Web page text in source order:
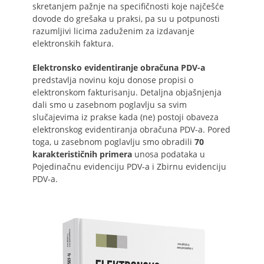
skretanjem pažnje na specifičnosti koje najčešće
dovode do grešaka u praksi, pa su u potpunosti
razumljivi licima zaduženim za izdavanje
elektronskih faktura.
Elektronsko evidentiranje obračuna PDV-a
predstavlja novinu koju donose propisi o
elektronskom fakturisanju. Detaljna objašnjenja
dali smo u zasebnom poglavlju sa svim
slučajevima iz prakse kada (ne) postoji obaveza
elektronskog evidentiranja obračuna PDV-a. Pored
toga, u zasebnom poglavlju smo obradili 70
karakterističnih primera unosa podataka u
Pojedinačnu evidenciju PDV-a i Zbirnu evidenciju
PDV-a.